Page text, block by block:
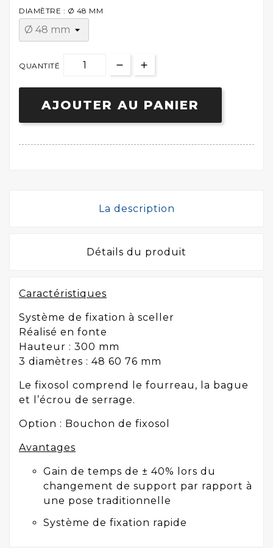
DIAMÈTRE : Ø 48 MM
QUANTITÉ
AJOUTER AU PANIER
La description
Détails du produit
Caractéristiques
Système de fixation à sceller
Réalisé en fonte
Hauteur : 300 mm
3 diamètres : 48 60 76 mm
Le fixosol comprend le fourreau, la bague
et l’écrou de serrage.
Option : Bouchon de fixosol
Avantages
Gain de temps de ± 40% lors du
changement de support par rapport à
une pose traditionnelle
Système de fixation rapide